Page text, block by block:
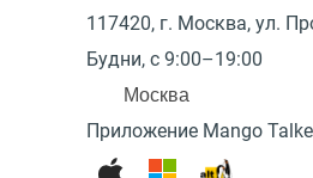
117420, г. Москва, ул.
Будни, с 9:00–19:00
Москва
Приложение Mango